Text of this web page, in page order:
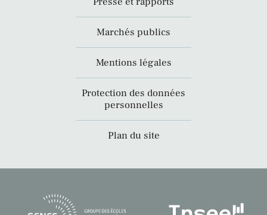
Marchés publics
Mentions légales
Protection des données
personnelles
Plan du site